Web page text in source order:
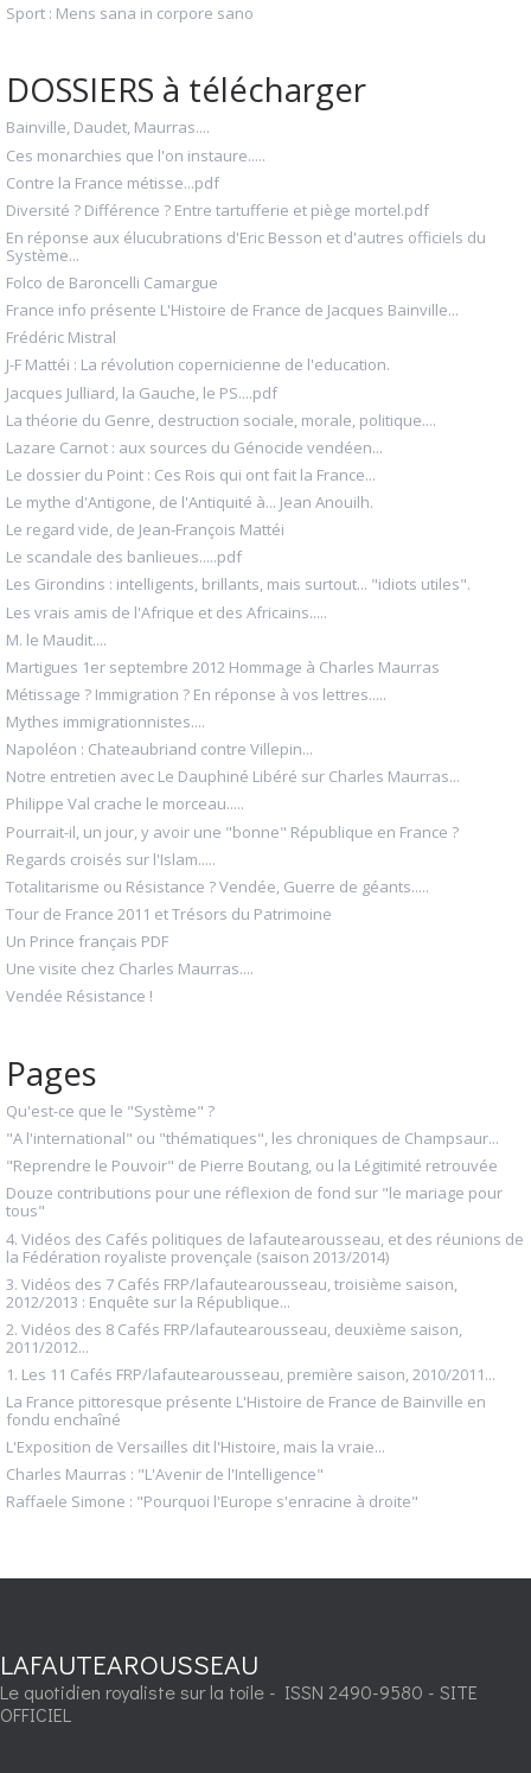
Sport : Mens sana in corpore sano
DOSSIERS à télécharger
Bainville, Daudet, Maurras....
Ces monarchies que l'on instaure.....
Contre la France métisse...pdf
Diversité ? Différence ? Entre tartufferie et piège mortel.pdf
En réponse aux élucubrations d'Eric Besson et d'autres officiels du
Système...
Folco de Baroncelli Camargue
France info présente L'Histoire de France de Jacques Bainville...
Frédéric Mistral
J-F Mattéi : La révolution copernicienne de l'education.
Jacques Julliard, la Gauche, le PS....pdf
La théorie du Genre, destruction sociale, morale, politique....
Lazare Carnot : aux sources du Génocide vendéen...
Le dossier du Point : Ces Rois qui ont fait la France...
Le mythe d'Antigone, de l'Antiquité à... Jean Anouilh.
Le regard vide, de Jean-François Mattéi
Le scandale des banlieues.....pdf
Les Girondins : intelligents, brillants, mais surtout... "idiots utiles".
Les vrais amis de l'Afrique et des Africains.....
M. le Maudit....
Martigues 1er septembre 2012 Hommage à Charles Maurras
Métissage ? Immigration ? En réponse à vos lettres.....
Mythes immigrationnistes....
Napoléon : Chateaubriand contre Villepin...
Notre entretien avec Le Dauphiné Libéré sur Charles Maurras...
Philippe Val crache le morceau.....
Pourrait-il, un jour, y avoir une "bonne" République en France ?
Regards croisés sur l'Islam.....
Totalitarisme ou Résistance ? Vendée, Guerre de géants.....
Tour de France 2011 et Trésors du Patrimoine
Un Prince français PDF
Une visite chez Charles Maurras....
Vendée Résistance !
Pages
Qu'est-ce que le "Système" ?
"A l'international" ou "thématiques", les chroniques de Champsaur...
"Reprendre le Pouvoir" de Pierre Boutang, ou la Légitimité retrouvée
Douze contributions pour une réflexion de fond sur "le mariage pour
tous"
4. Vidéos des Cafés politiques de lafautearousseau, et des réunions de
la Fédération royaliste provençale (saison 2013/2014)
3. Vidéos des 7 Cafés FRP/lafautearousseau, troisième saison,
2012/2013 : Enquête sur la République...
2. Vidéos des 8 Cafés FRP/lafautearousseau, deuxième saison,
2011/2012...
1. Les 11 Cafés FRP/lafautearousseau, première saison, 2010/2011...
La France pittoresque présente L'Histoire de France de Bainville en
fondu enchaîné
L'Exposition de Versailles dit l'Histoire, mais la vraie...
Charles Maurras : "L'Avenir de l'Intelligence"
Raffaele Simone : "Pourquoi l'Europe s'enracine à droite"
LAFAUTEAROUSSEAU
Le quotidien royaliste sur la toile - ISSN 2490-9580 - SITE
OFFICIEL